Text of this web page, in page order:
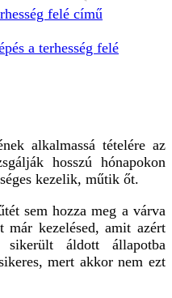
felé című
a terhesség felé
alkalmassá tételére az
hosszú hónapokon
kezelik, műtik őt.
sem hozza meg a várva
kezelésed, amit azért
áldott állapotba
mert akkor nem ezt